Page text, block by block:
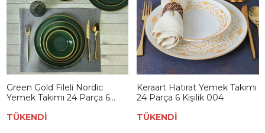
Green Gold Fileli Nordic
Yemek Takımı 24 Parça 6
TÜKENDİ
Keraart Hatırat Yemek Takımı
24 Parça 6 Kişilik 004
TÜKENDİ